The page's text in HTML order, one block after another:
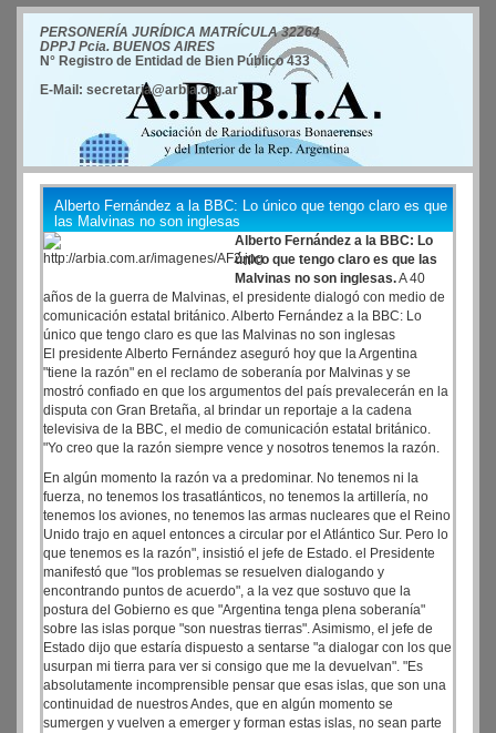
PERSONERÍA JURÍDICA MATRÍCULA 32264
DPPJ Pcia. BUENOS AIRES
N° Registro de Entidad de Bien Público 433
E-Mail: secretaria@arbia.org.ar
Alberto Fernández a la BBC: Lo único que tengo claro es que
las Malvinas no son inglesas
Alberto Fernández a la BBC: Lo
único que tengo claro es que las
Malvinas no son inglesas.A 40
años de la guerra de Malvinas, el presidente dialogó con medio de
comunicación estatal británico. Alberto Fernández a la BBC: Lo
único que tengo claro es que las Malvinas no son inglesas
El presidente Alberto Fernández aseguró hoy que la Argentina
"tiene la razón" en el reclamo de soberanía por Malvinas y se
mostró confiado en que los argumentos del país prevalecerán en la
disputa con Gran Bretaña, al brindar un reportaje a la cadena
televisiva de la BBC, el medio de comunicación estatal británico.
"Yo creo que la razón siempre vence y nosotros tenemos la razón.
En algún momento la razón va a predominar. No tenemos ni la
fuerza, no tenemos los trasatlánticos, no tenemos la artillería, no
tenemos los aviones, no tenemos las armas nucleares que el Reino
Unido trajo en aquel entonces a circular por el Atlántico Sur. Pero lo
que tenemos es la razón", insistió el jefe de Estado. el Presidente
manifestó que "los problemas se resuelven dialogando y
encontrando puntos de acuerdo", a la vez que sostuvo que la
postura del Gobierno es que "Argentina tenga plena soberanía"
sobre las islas porque "son nuestras tierras". Asimismo, el jefe de
Estado dijo que estaría dispuesto a sentarse "a dialogar con los que
usurpan mi tierra para ver si consigo que me la devuelvan". "Es
absolutamente incomprensible pensar que esas islas, que son una
continuidad de nuestros Andes, que en algún momento se
sumergen y vuelven a emerger y forman estas islas, no sean parte